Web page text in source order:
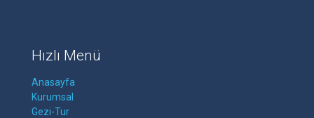
Hızlı Menü
Anasayfa
Kurumsal
Gezi-Tur